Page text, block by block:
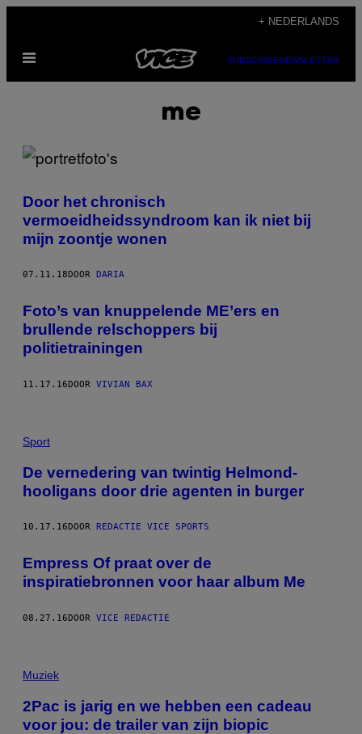
de
+ NEDERLANDS
Open
SUBSCRIBENEWSLETTER
me
Door het chronisch
vermoeidheidssyndroom kan ik niet bij
mijn zoontje wonen
07.11.18 DOOR DARIA
Foto’s van knuppelende ME’ers en
brullende relschoppers bij
politietrainingen
11.17.16DOOR VIVIAN BAX
Sport
De vernedering van twintig Helmond-
hooligans door drie agenten in burger
10.17.16 DOOR REDACTIE VICE SPORTS
Empress Of praat over de
inspiratiebronnen voor haar album Me
08.27.16DOOR VICE REDACTIE
Muziek
2Pac is jarig en we hebben een cadeau
voor jou: de trailer van zijn biopic